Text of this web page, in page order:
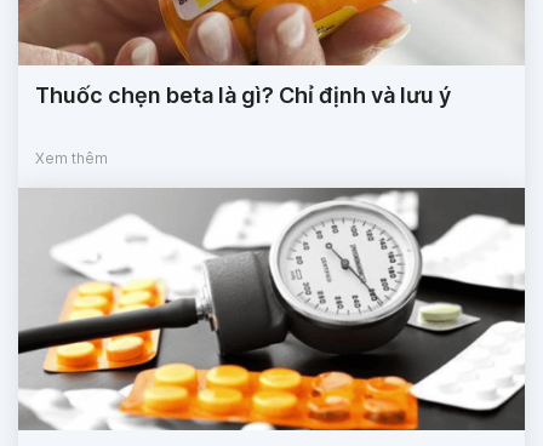
Thuốc chẹn beta là gì? Chỉ định và lưu ý
Xem thêm